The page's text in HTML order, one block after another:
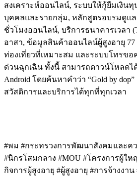
สงเคราะห์ออนไลน์, ระบบให้กู้ยืมเงิน
บุคคลและรายกลุ่ม, หลักสูตรอบรมดูแล
ชั่วโมงออนไลน์, บริการธนาคารเวลา
อาสา, ข้อมูลสินค้าออนไลน์ผู้สูงอายุ
ท่องเที่ยวที่เหมาะสม และระบบโทรขอ
ด่วนฉุกเฉิน ทั้งนี้ สามารถดาวน์โหลดไ
Android โดยค้นหาคำว่า “Gold by
สวัสดิการและบริการได้ทุกที่ทุกเวลา
#พม #กระทรวงการพัฒนาสังคมและค
#นิกรโสมกลาง #MOU #โครงการผู้ให
กิจการผู้สูงอายุ #ผู้สูงอายุ #การจ้างงาน